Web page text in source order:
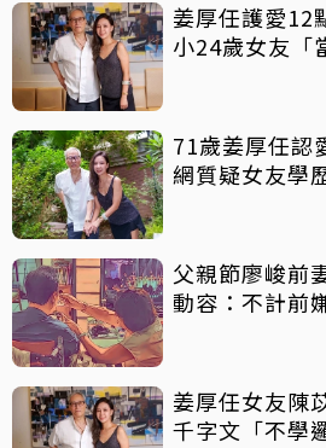
姜厚任護愛12
小24歲女友「
71歲姜厚任認
網質疑女友學
父親節廖峻前
動容：不計前
姜厚任女友陳
千字文「不學